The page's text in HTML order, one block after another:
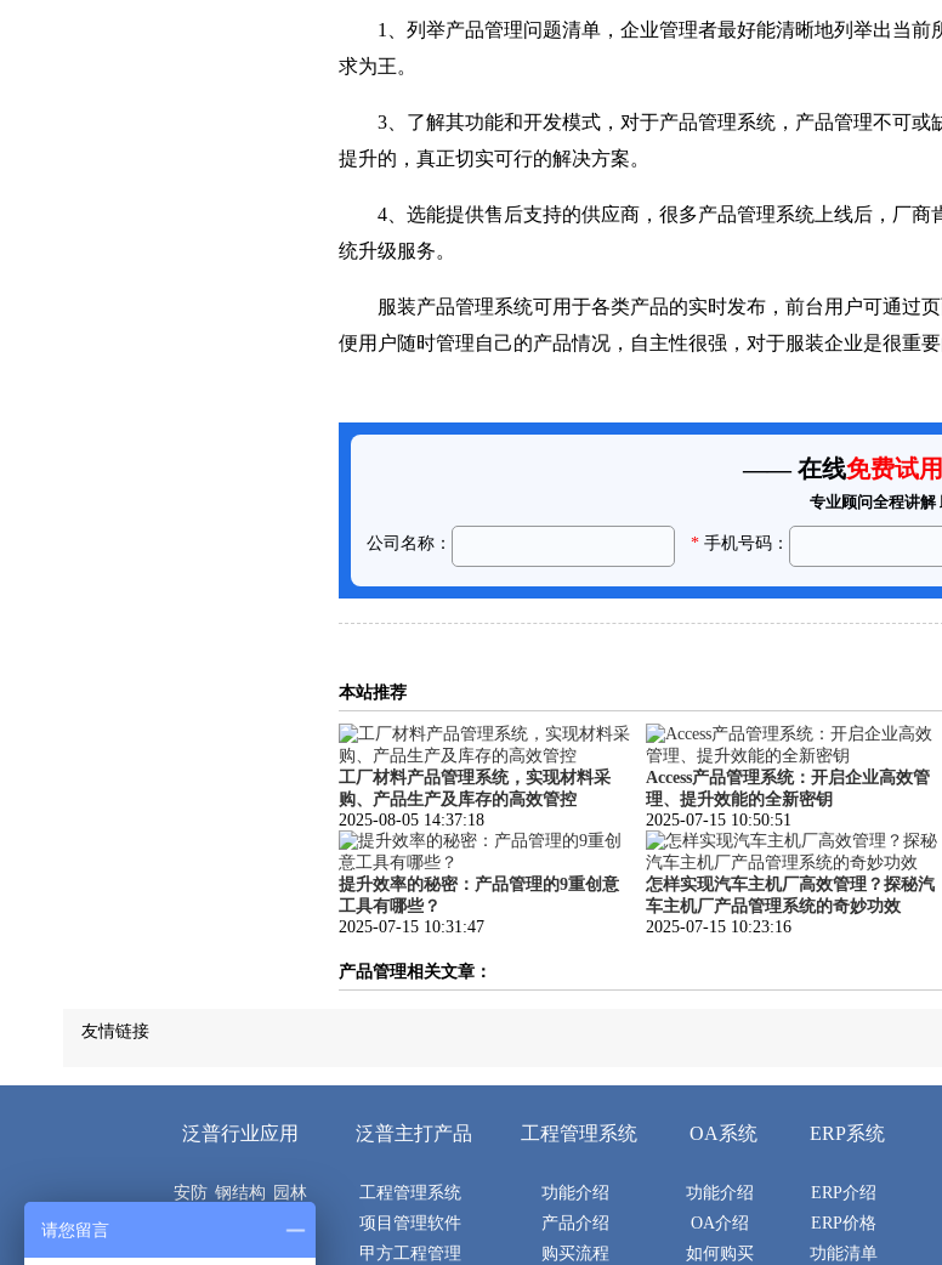
1、列举产品管理问题清单，企业管理者最好能清晰地列举出当前
求为王。
3、了解其功能和开发模式，对于产品管理系统，产品管理不可或
提升的，真正切实可行的解决方案。
4、选能提供售后支持的供应商，很多产品管理系统上线后，厂商
统升级服务。
服装产品管理系统可用于各类产品的实时发布，前台用户可通过
便用户随时管理自己的产品情况，自主性很强，对于服装企业是很重要
本站推荐
工厂材料产品管理系统，实现材料采
购、产品生产及库存的高效管控
2025-08-05 14:37:18
Access产品管理系统：开启企业高效管
理、提升效能的全新密钥
2025-07-15 10:50:51
提升效率的秘密：产品管理的9重创意
工具有哪些？
2025-07-15 10:31:47
怎样实现汽车主机厂高效管理？探秘汽
车主机厂产品管理系统的奇妙功效
2025-07-15 10:23:16
产品管理相关文章：
友情链接
泛普行业应用
安防 钢结构 园林
空调 建筑 土建
泛普主打产品
工程管理系统
项目管理软件
甲方工程管理
工程管理系统
功能介绍
产品介绍
购买流程
OA系统
功能介绍
OA介绍
如何购买
ERP系统
ERP介绍
ERP价格
功能清单
请您留言